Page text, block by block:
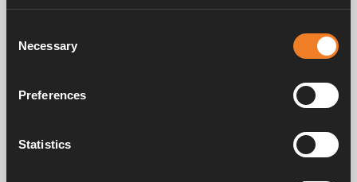
Selection
Necessary
Preferences
Statistics
9 Januar 2025 — Nachrichten, Pressemitteilung